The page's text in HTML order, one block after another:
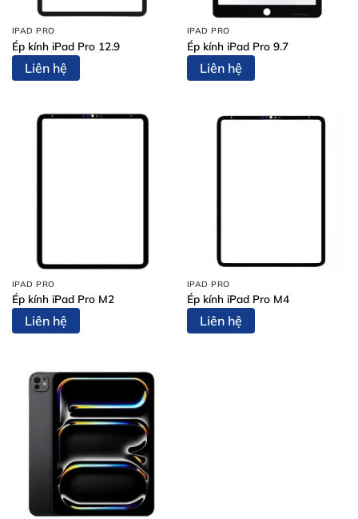
IPAD PRO
Ép kính iPad Pro 12.9
Liên hệ
IPAD PRO
Ép kính iPad Pro 9.7
Liên hệ
IPAD PRO
Ép kính iPad Pro M2
Liên hệ
IPAD PRO
Ép kính iPad Pro M4
Liên hệ